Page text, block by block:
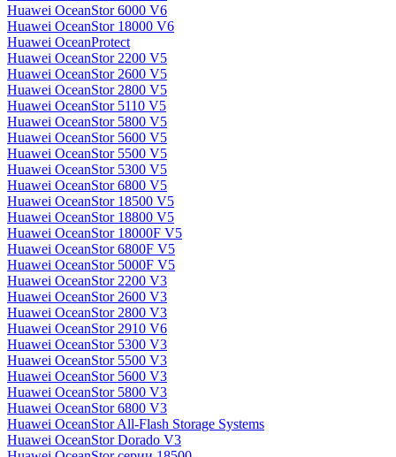
Huawei OceanStor 6000 V6
Huawei OceanStor 18000 V6
Huawei OceanProtect
Huawei OceanStor 2200 V5
Huawei OceanStor 2600 V5
Huawei OceanStor 2800 V5
Huawei OceanStor 5110 V5
Huawei OceanStor 5800 V5
Huawei OceanStor 5600 V5
Huawei OceanStor 5500 V5
Huawei OceanStor 5300 V5
Huawei OceanStor 6800 V5
Huawei OceanStor 18500 V5
Huawei OceanStor 18800 V5
Huawei OceanStor 18000F V5
Huawei OceanStor 6800F V5
Huawei OceanStor 5000F V5
Huawei OceanStor 2200 V3
Huawei OceanStor 2600 V3
Huawei OceanStor 2800 V3
Huawei OceanStor 2910 V6
Huawei OceanStor 5300 V3
Huawei OceanStor 5500 V3
Huawei OceanStor 5600 V3
Huawei OceanStor 5800 V3
Huawei OceanStor 6800 V3
Huawei OceanStor All-Flash Storage Systems
Huawei OceanStor Dorado V3